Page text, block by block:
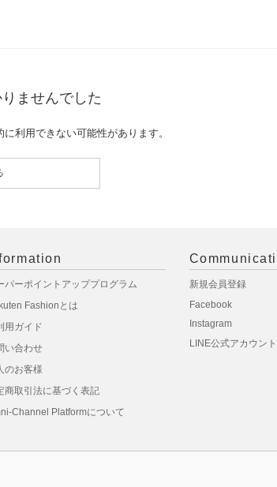
ませんでした
利用できない可能性があります。
パーポイントアッププログラム
Fashionとは
用ガイド
い合わせ
のお客様
商取引法に基づく表記
Channel Platformについて
新規会員登録
Facebook
Instagram
LINE公式アカウント